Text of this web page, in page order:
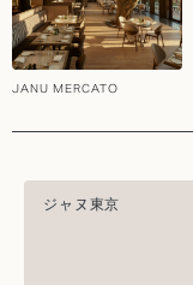
JANU MERCATO
ジャヌ東京